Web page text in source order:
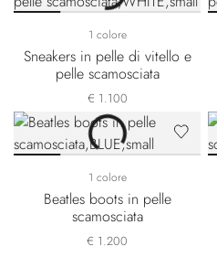
1 colore
Sneakers in pelle di vitello e
pelle scamosciata
€ 1.100
1 colore
Beatles boots in pelle
scamosciata
€ 1.200